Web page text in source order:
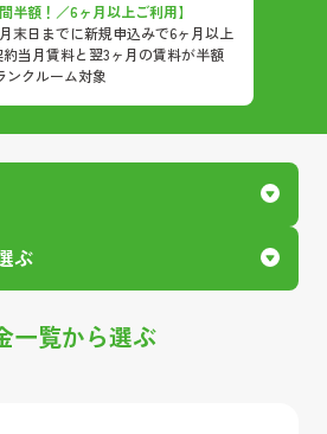
半額！／6ヶ月以上ご利用】
末日までに新規申込みで6ヶ月以上
当月賃料と翌3ヶ月の賃料が半額
クルーム対象
ぶ
一覧から選ぶ